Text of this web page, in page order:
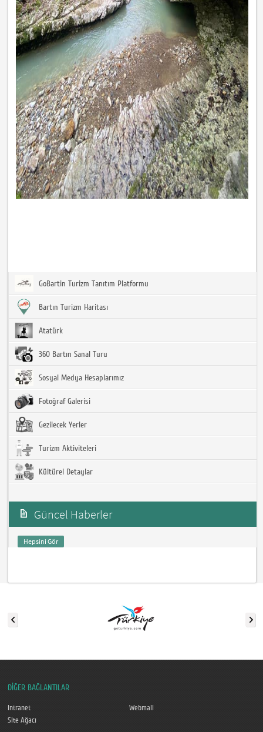
GoBartin Turizm Tanıtım Platformu
Bartın Turizm Haritası
Atatürk
360 Bartın Sanal Turu
Sosyal Medya Hesaplarımız
Fotoğraf Galerisi
Gezilecek Yerler
Turizm Aktiviteleri
Kültürel Detaylar
Güncel Haberler
Hepsini Gör
DİĞER BAĞLANTILAR
Intranet
Webmail
Site Ağacı